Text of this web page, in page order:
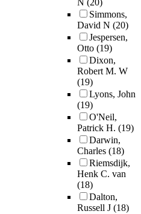
N (20)
Simmons,
David N (20)
Jespersen,
Otto (19)
Dixon,
Robert M. W
(19)
Lyons, John
(19)
O'Neil,
Patrick H. (19)
Darwin,
Charles (18)
Riemsdijk,
Henk C. van
(18)
Dalton,
Russell J (18)